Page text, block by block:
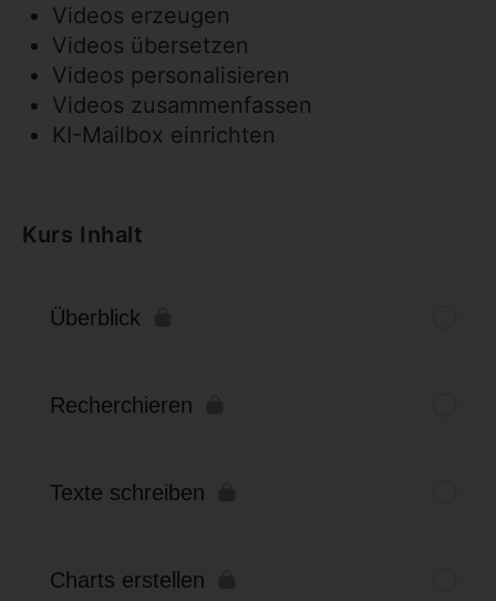
Videos erzeugen
Videos übersetzen
Videos personalisieren
Videos zusammenfassen
KI-Mailbox einrichten
Kurs Inhalt
Überblick
Recherchieren
Texte schreiben
Charts erstellen